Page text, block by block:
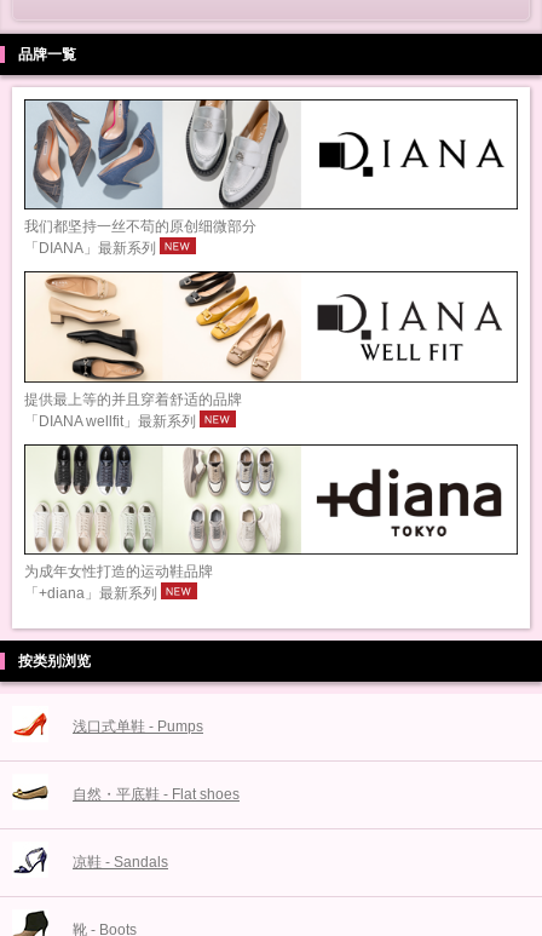
品牌一覧
我们都坚持一丝不苟的原创细微部分
「DIANA」最新系列
提供最上等的并且穿着舒适的品牌
「DIANA wellfit」最新系列
为成年女性打造的运动鞋品牌
「+diana」最新系列
按类别浏览
浅口式单鞋 - Pumps
自然・平底鞋 - Flat shoes
凉鞋 - Sandals
靴 - Boots